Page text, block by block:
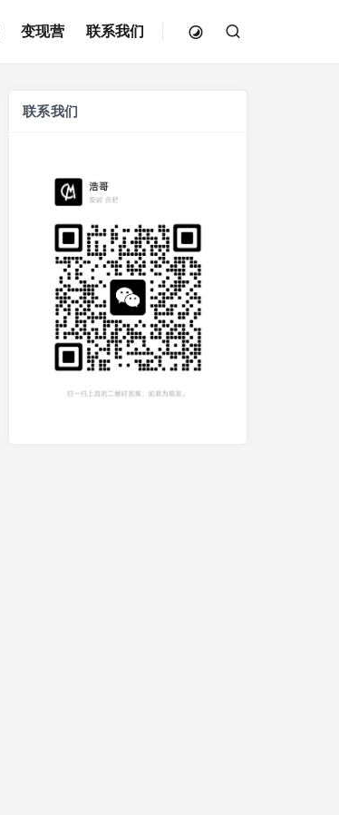
变现营 联系我们
联系我们